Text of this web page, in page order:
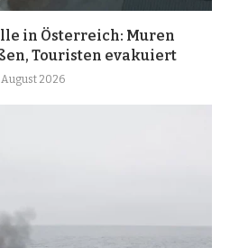
in Österreich: Muren
Touristen evakuiert
August 2026